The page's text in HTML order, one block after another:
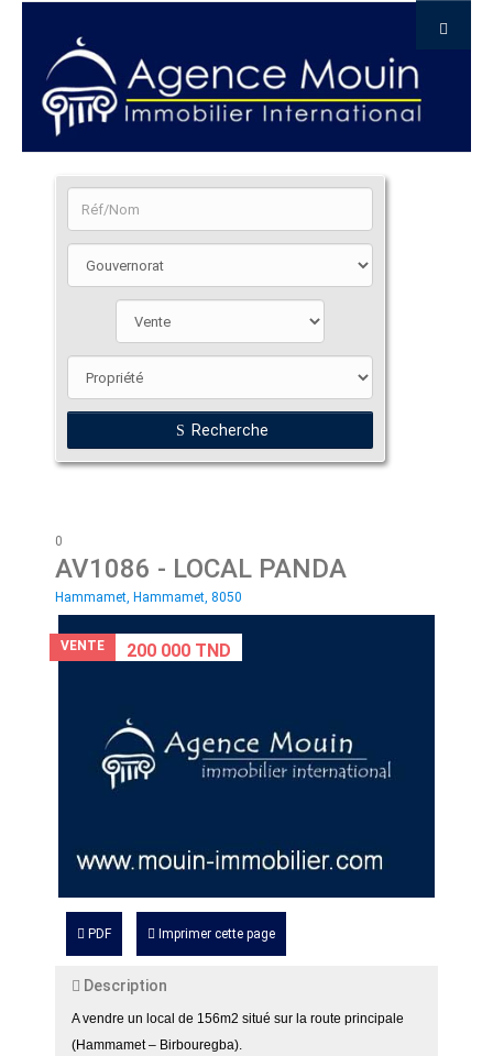
Recherche
0
AV1086 - LOCAL PANDA
Hammamet, Hammamet, 8050
VENTE 200 000 TND
PDF Imprimer cette page
Description
A vendre un local de 156m2 situé sur la route principale
(Hammamet – Birbouregba).